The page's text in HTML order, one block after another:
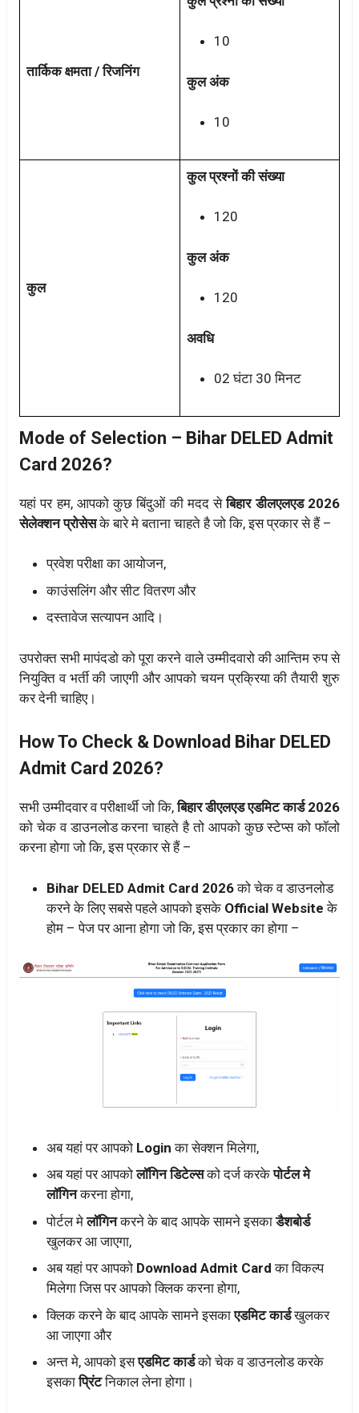
तार्किक क्षमता / रिजनिंग
10
कुल अंक
10
कुल
कुल प्रश्नों की संख्या
120
कुल अंक
120
अवधि
02 घंटा 30 मिनट
Mode of Selection – Bihar DELED Admit
Card 2026?
यहां पर हम, आपको कुछ बिंदुओं की मदद सेबिहार डीलएलएड 2026
सेलेक्शन प्रोसेसके बारे मे बताना चाहते है जो कि, इस प्रकार से हैं –
प्रवेश परीक्षा का आयोजन,
काउंसलिंग और सीट वितरण और
दस्तावेज सत्यापन आदि।
उपरोक्त सभी मापंदडो को पूरा करने वाले उम्मीदवारो की आन्तिम रुप से
नियुक्ति व भर्ती की जाएगी और आपको चयन प्रक्रिया की तैयारी शुरु
कर देनी चाहिए।
How To Check & Download Bihar DELED
Admit Card 2026?
सभी उम्मीदवार व परीक्षार्थी जो कि,बिहार डीएलएड एडमिट कार्ड 2026
को चेक व डाउनलोड करना चाहते है तो आपको कुछ स्टेप्स को फॉलो
करना होगा जो कि, इस प्रकार से हैं –
Bihar DELED Admit Card 2026को चेक व डाउनलोड
करने के लिए सबसे पहले आपको इसके Official Website के
होम – पेज पर आना होगा जो कि, इस प्रकार का होगा –
अब यहां पर आपको Loginका सेक्शन मिलेगा,
अब यहां पर आपकोलॉगिन डिटेल्सको दर्ज करकेपोर्टल मे
लॉगिनकरना होगा,
पोर्टल मेलॉगिनकरने के बाद आपके सामने इसकाडैशबोर्ड
खुलकर आ जाएगा,
अब यहां पर आपको Download Admit Card का विकल्प
मिलेगा जिस पर आपको क्लिक करना होगा,
क्लिक करने के बाद आपके सामने इसकाएडमिट कार्डखुलकर
आ जाएगा और
अन्त मे, आपको इसएडमिट कार्डको चेक व डाउनलोड करके
इसकाप्रिंटनिकाल लेना होगा।